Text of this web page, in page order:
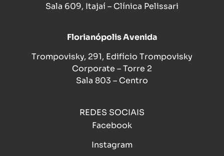
Sala 609, Itajaí – Clínica Pelissari
Florianópolis Avenida
Trompovisky, 291, Edifício Trompovisky
Corporate – Torre 2
Sala 803 – Centro
REDES SOCIAIS
Facebook
Instagram